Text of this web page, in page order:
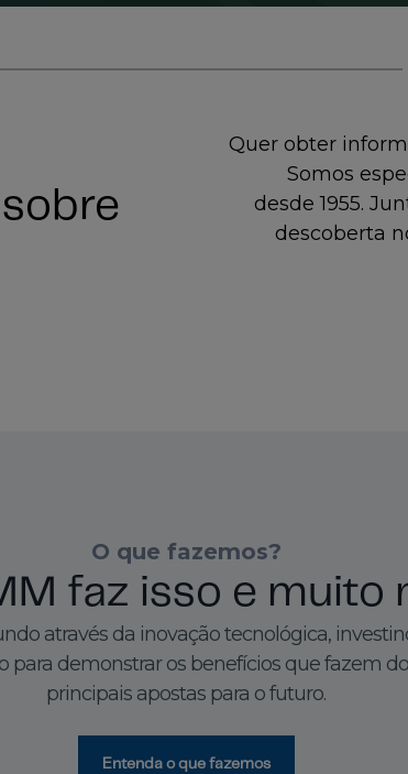
Quer obter
Somos
desde 1955.
descoberta
O que fazemos?
faz isso e muito
através da inovação tecnológica,
para demonstrar os benefícios que fazem
principais apostas para o futuro.
Entenda o que fazemos